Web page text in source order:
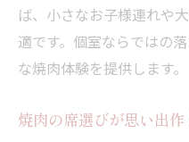
ば、小さなお子様連れや
適です。個室ならではの
な焼肉体験を提供します。
焼肉の席選びが思い出